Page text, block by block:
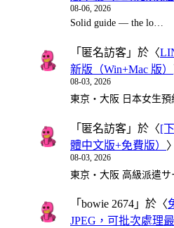
08-06, 2026
Solid guide — the lo…
「 匿名訪客 」於〈
新版（Win+Mac 版）
08-03, 2026
東京・大阪 日本女生
「 匿名訪客 」於〈[
體中文版+免費版）
08-03, 2026
東京・大阪 高級派遣
「 bowie 2674 」於〈
JPEG，可批次處理